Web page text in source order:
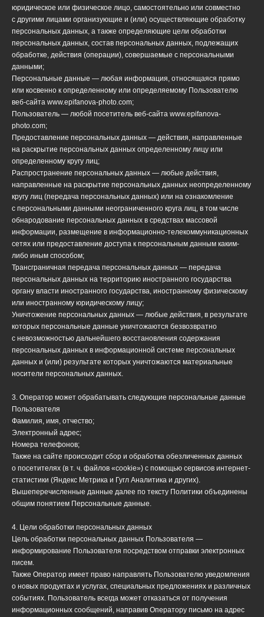
юридическое или физическое лицо, самостоятельно или совместно
с другими лицами организующие и (или) осуществляющие обработку
персональных данных, а также определяющие цели обработки
персональных данных, состав персональных данных, подлежащих
обработке, действия (операции), совершаемые с персональными
данными;
Персональные данные — любая информация, относящаяся прямо
или косвенно к определенному или определяемому Пользователю
веб-сайта www.epifanova-photo.com;
Пользователь — любой посетитель веб-сайта www.epifanova-
photo.com;
Предоставление персональных данных — действия, направленные
на раскрытие персональных данных определенному лицу или
определенному кругу лиц;
Распространение персональных данных — любые действия,
направленные на раскрытие персональных данных неопределенному
кругу лиц (передача персональных данных) или на ознакомление
с персональными данными неограниченного круга лиц, в том числе
обнародование персональных данных в средствах массовой
информации, размещение в информационно-телекоммуникационных
сетях или предоставление доступа к персональным данным каким-
либо иным способом;
Трансграничная передача персональных данных — передача
персональных данных на территорию иностранного государства
органу власти иностранного государства, иностранному физическому
или иностранному юридическому лицу;
Уничтожение персональных данных — любые действия, в результате
которых персональные данные уничтожаются безвозвратно
с невозможностью дальнейшего восстановления содержания
персональных данных в информационной системе персональных
данных и (или) результате которых уничтожаются материальные
носители персональных данных.
3. Оператор может обрабатывать следующие персональные данные
Пользователя
Фамилия, имя, отчество;
Электронный адрес;
Номера телефонов;
Также на сайте происходит сбор и обработка обезличенных данных
о посетителях (в т. ч. файлов «cookie») с помощью сервисов интернет-
статистики (Яндекс Метрика и Гугл Аналитика и других).
Вышеперечисленные данные далее по тексту Политики объединены
общим понятием Персональные данные.
4. Цели обработки персональных данных
Цель обработки персональных данных Пользователя —
информирование Пользователя посредством отправки электронных
писем.
Также Оператор имеет право направлять Пользователю уведомления
о новых продуктах и услугах, специальных предложениях и различных
событиях. Пользователь всегда может отказаться от получения
информационных сообщений, направив Оператору письмо на адрес